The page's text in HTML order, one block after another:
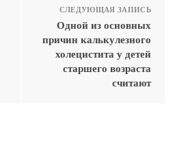
СЛЕДУЮЩАЯ ЗАПИСЬ
Одной из основных
причин калькулезного
холецистита у детей
старшего возраста
считают